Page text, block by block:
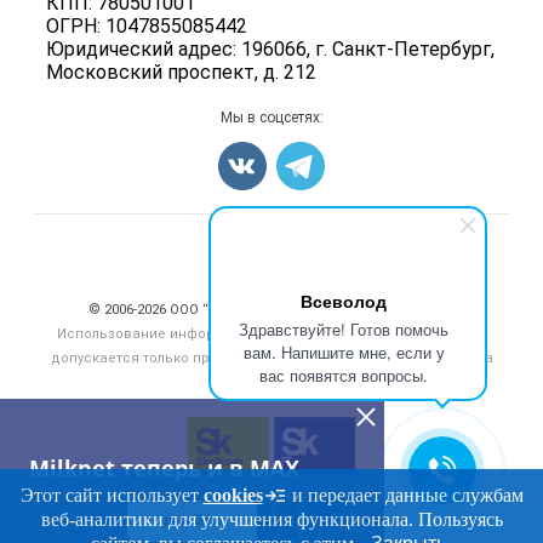
Всеволод
Здравствуйте! Готов помочь
вам. Напишите мне, если у
вас появятся вопросы.
Milknet теперь и в MAX
ПЕРЕЙТИ
ОГРН: 1047855085442
Юридический адрес: 196066, г. Санкт-Петербург,
Московский проспект, д. 212
Карта объявлений
Мы в соцсетях:
© 2006‑2026 ООО “Инлайн”. 12+ Все права защищены.
Использование информации, размещенной на данном сайте,
допускается только при размещении активной гиперссылки на
milknet.ru
Этот сайт использует cookies
и передает данные службам
веб-аналитики для улучшения функционала. Пользуясь